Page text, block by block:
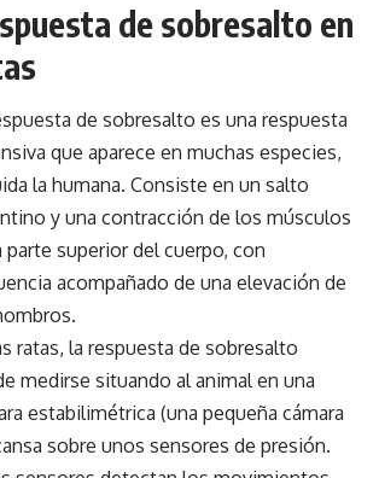
de sobresalto en
de sobresalto es una respuesta
que aparece en muchas especies,
la humana. Consiste en un salto
y una contracción de los músculos
parte superior del cuerpo, con
acompañado de una elevación de
ratas, la respuesta de sobresalto
medirse situando al animal en una
estabilimétrica (una pequeña cámara
sobre unos sensores de presión.